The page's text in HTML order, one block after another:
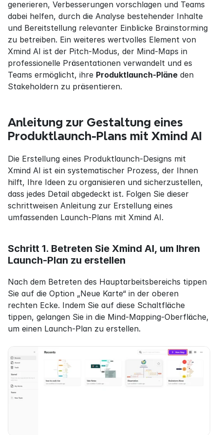
generieren, Verbesserungen vorschlagen und Teams
dabei helfen, durch die Analyse bestehender Inhalte
und Bereitstellung relevanter Einblicke Brainstorming
zu betreiben. Ein weiteres wertvolles Element von
Xmind AI ist der Pitch-Modus, der Mind-Maps in
professionelle Präsentationen verwandelt und es
Teams ermöglicht, ihre Produktlaunch-Pläne den
Stakeholdern zu präsentieren.
Anleitung zur Gestaltung eines
Produktlaunch-Plans mit Xmind AI
Die Erstellung eines Produktlaunch-Designs mit
Xmind AI ist ein systematischer Prozess, der Ihnen
hilft, Ihre Ideen zu organisieren und sicherzustellen,
dass jedes Detail abgedeckt ist. Folgen Sie dieser
schrittweisen Anleitung zur Erstellung eines
umfassenden Launch-Plans mit Xmind AI.
Schritt 1. Betreten Sie Xmind AI, um Ihren
Launch-Plan zu erstellen
Nach dem Betreten des Hauptarbeitsbereichs tippen
Sie auf die Option „Neue Karte“ in der oberen
rechten Ecke. Indem Sie auf diese Schaltfläche
tippen, gelangen Sie in die Mind-Mapping-Oberfläche,
um einen Launch-Plan zu erstellen.